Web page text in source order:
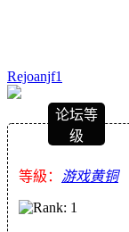
Rejoanjf1
论坛等
级
等級： 游戏黄铜